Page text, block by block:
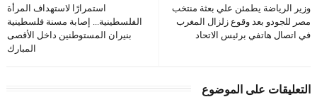
استمرارًا لاستهداف المرأة
الفلسطينية... إصابة مسنة فلسطينية
بنيران المستوطنين داخل الأقصى
المبارك
وزير الرياضة يطمئن علي بعثة منتخب
مصر للجودو بعد وقوع زلزال المغرب
في اتصال هاتفي برئيس الاتحاد
التعليقات على الموضوع